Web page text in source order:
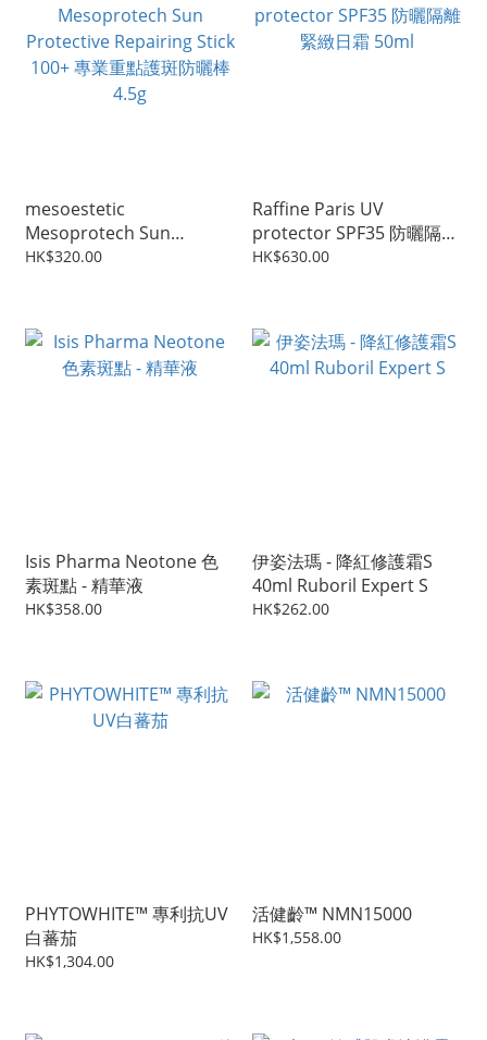
mesoestetic
Mesoprotech Sun
Protective Repairing Stick
HK$320.00
Raffine Paris UV
protector SPF35 防曬隔離
緊緻日霜 50ml
HK$630.00
Isis Pharma Neotone 色
素斑點 - 精華液
HK$358.00
伊姿法瑪 - 降紅修護霜S
40ml Ruboril Expert S
HK$262.00
PHYTOWHITE™ 專利抗UV
白蕃茄
HK$1,304.00
活健齡™ NMN15000
HK$1,558.00